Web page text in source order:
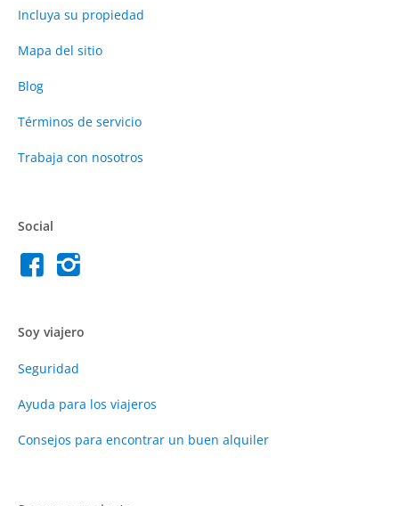
Incluya su propiedad
Mapa del sitio
Blog
Términos de servicio
Trabaja con nosotros
Social
Soy viajero
Seguridad
Ayuda para los viajeros
Consejos para encontrar un buen alquiler